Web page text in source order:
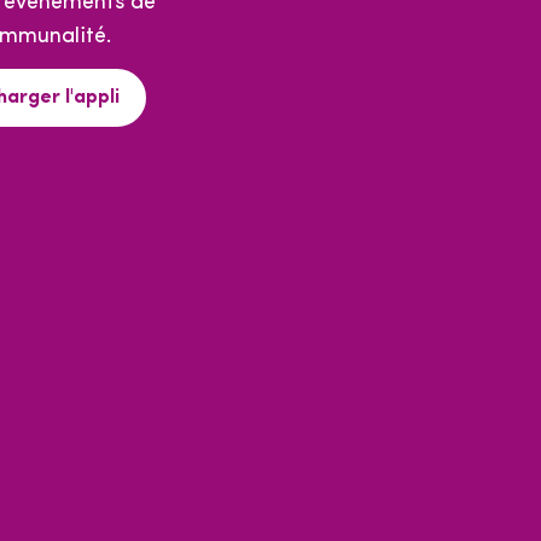
l'appli